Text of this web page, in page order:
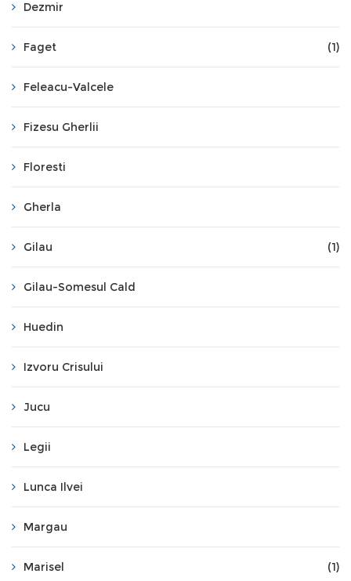
Dezmir
Faget (1)
Feleacu-Valcele
Fizesu Gherlii
Floresti
Gherla
Gilau (1)
Gilau-Somesul Cald
Huedin
Izvoru Crisului
Jucu
Legii
Lunca Ilvei
Margau
Marisel (1)